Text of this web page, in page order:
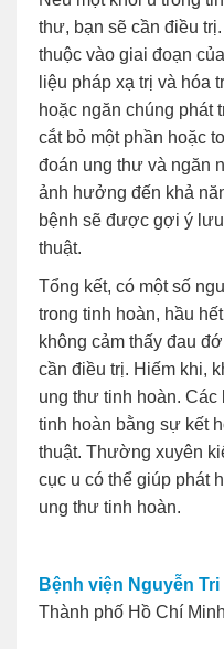
thư, bạn sẽ cần điều
thuộc vào giai đoạn
liệu pháp xạ trị và hóa
hoặc ngăn chúng phát
cắt bỏ một phần hoặc
đoán ung thư và ngăn
ảnh hưởng đến khả
bệnh sẽ được gợi ý
thuật.
Tổng kết, có một số
trong tinh hoàn, hầu
không cảm thấy đau
cần điều trị. Hiếm khi,
ung thư tinh hoàn.
tinh hoàn bằng sự kết
thuật. Thường xuyên
cục u có thể giúp phát
ung thư tinh hoàn.
Bệnh viện Nguyễn
Thành phố Hồ Chí Minh